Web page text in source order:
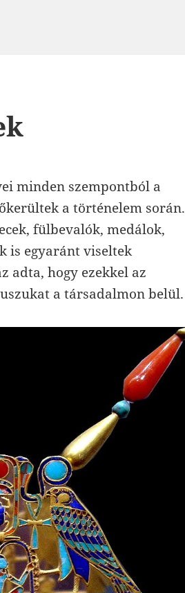
minden szempontból a
a történelem során.
fülbevalók, medálok,
is egyaránt viseltek
adta, hogy ezekkel az
a társadalmon belül.